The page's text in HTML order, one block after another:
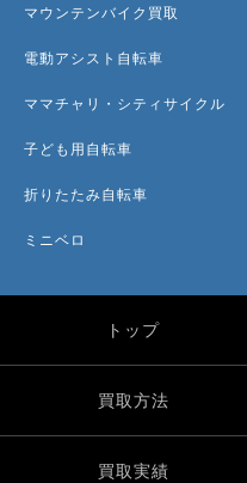
マウンテンバイク買取
電動アシスト自転車
ママチャリ・シティサイクル
子ども用自転車
折りたたみ自転車
ミニベロ
トップ
買取方法
買取実績